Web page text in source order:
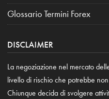
Glossario Termini Forex
DISCLAIMER
La negoziazione nel mercato
livello di rischio che potrebbe
Chiunque decida di svolgere